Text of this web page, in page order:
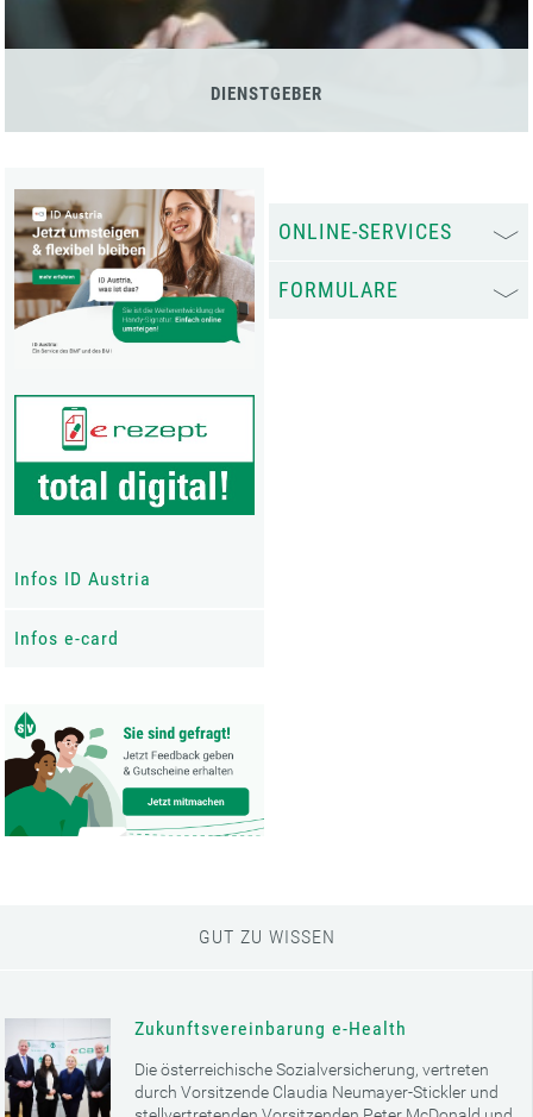
DIENSTGEBER
Infos ID Austria
Infos e-card
ONLINE-SERVICES
FORMULARE
GUT ZU WISSEN
Zukunftsvereinbarung e-Health
Die österreichische Sozialversicherung, vertreten
durch Vorsitzende Claudia Neumayer-Stickler und